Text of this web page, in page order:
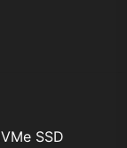
SSD